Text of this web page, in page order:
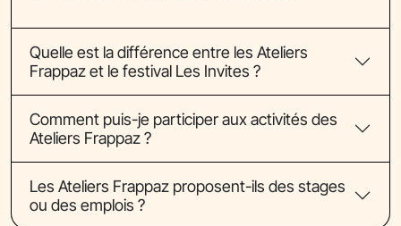
Quelle est la différence entre les Ateliers
Frappaz et le festival Les Invites ?
Comment puis-je participer aux activités des
Ateliers Frappaz ?
Les Ateliers Frappaz proposent-ils des stages
ou des emplois ?